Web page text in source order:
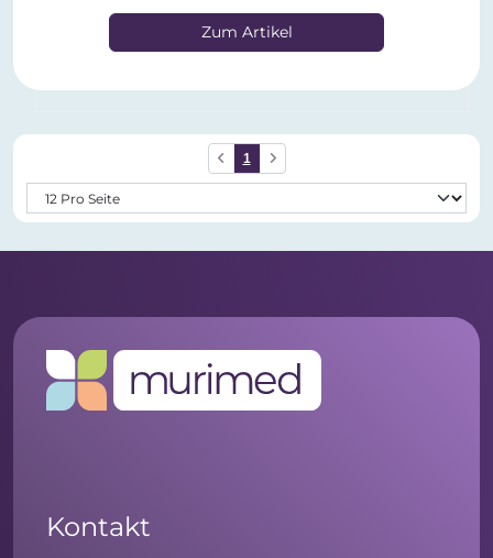
Zum Artikel
1
Kontakt